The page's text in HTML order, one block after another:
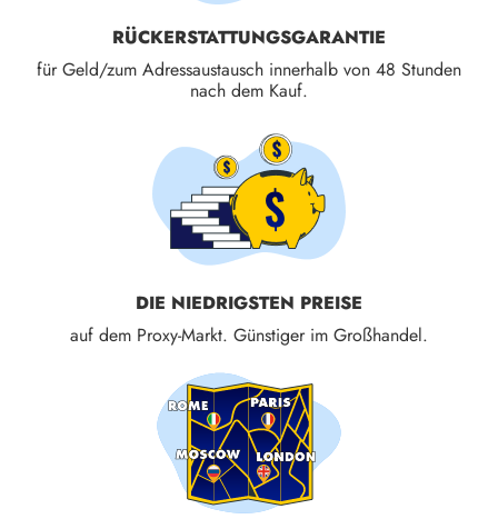
RÜCKERSTATTUNGS­GARANTIE
für Geld/zum Adressaustausch innerhalb von 48 Stunden
nach dem Kauf.
DIE NIEDRIGSTEN PREISE
auf dem Proxy-Markt. Günstiger im Großhandel.